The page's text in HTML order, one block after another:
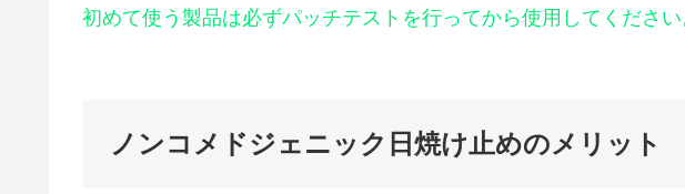
初めて使う製品は必ずパッチテストを行ってから使用してください
ノンコメドジェニック日焼け止めのメリット